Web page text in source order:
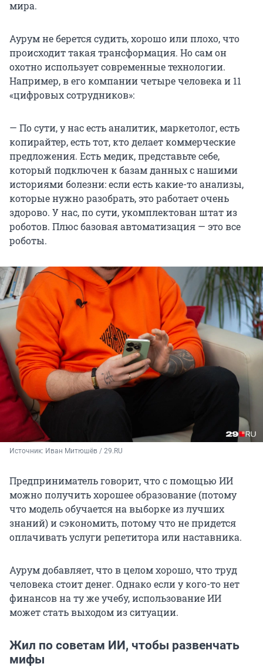
мира.
Аурум не берется судить, хорошо или плохо, что
происходит такая трансформация. Но сам он
охотно использует современные технологии.
Например, в его компании четыре человека и 11
«цифровых сотрудников»:
— По сути, у нас есть аналитик, маркетолог, есть
копирайтер, есть тот, кто делает коммерческие
предложения. Есть медик, представьте себе,
который подключен к базам данных с нашими
историями болезни: если есть какие-то анализы,
которые нужно разобрать, это работает очень
здорово. У нас, по сути, укомплектован штат из
роботов. Плюс базовая автоматизация — это все
роботы.
Источник: Иван Митюшёв / 29.RU
Предприниматель говорит, что с помощью ИИ
можно получить хорошее образование (потому
что модель обучается на выборке из лучших
знаний) и сэкономить, потому что не придется
оплачивать услуги репетитора или наставника.
Аурум добавляет, что в целом хорошо, что труд
человека стоит денег. Однако если у кого-то нет
финансов на ту же учебу, использование ИИ
может стать выходом из ситуации.
Жил по советам ИИ, чтобы развенчать
мифы